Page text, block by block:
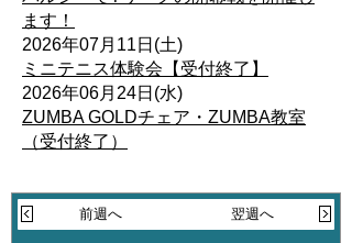
ます！
2026年07月11日(土)
ミニテニス体験会【受付終了】
2026年06月24日(水)
ZUMBA GOLDチェア・ZUMBA教室
（受付終了）
翌週へ
前週へ